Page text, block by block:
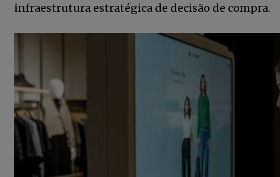
infraestrutura estratégica de decisão de compra.